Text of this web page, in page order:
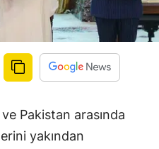
Pakistan arasında
yakından